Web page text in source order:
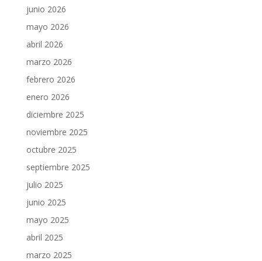
junio 2026
mayo 2026
abril 2026
marzo 2026
febrero 2026
enero 2026
diciembre 2025
noviembre 2025
octubre 2025
septiembre 2025
julio 2025
junio 2025
mayo 2025
abril 2025
marzo 2025